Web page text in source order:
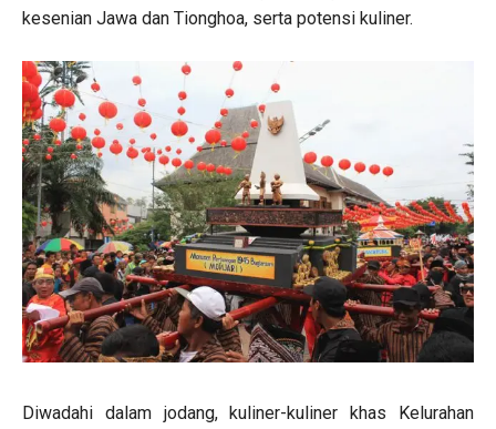
kesenian Jawa dan Tionghoa, serta potensi kuliner.
Diwadahi dalam jodang, kuliner-kuliner khas Kelurahan